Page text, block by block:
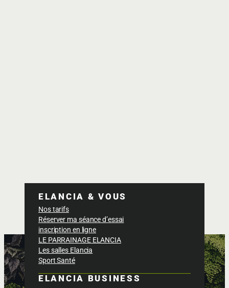
ELANCIA & VOUS
Nos tarifs
Réserver ma séance d’essai
inscription en ligne
LE PARRAINAGE ELANCIA
Les salles Elancia
Sport Santé
ELANCIA BUSINESS